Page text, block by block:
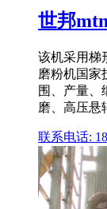
世邦
该机采用梯
磨粉机国家
围、产量、
磨、高压悬
联系电话: